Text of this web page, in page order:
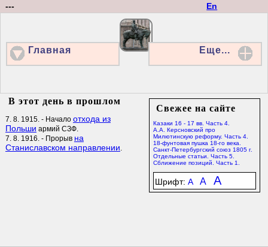
En
---
Главная Еще...
Свежее на сайте
Казаки 16 - 17 вв. Часть 4.
А.А. Керсновский про
Милютинскую реформу. Часть 4.
18-фунтовая пушка 18-го века.
Санкт-Петербургский союз 1805 г.
Отдельные статьи. Часть 5.
Сближение позиций. Часть 1.
Шрифт: A A A
В этот день в прошлом
7. 8. 1915. - Начало отхода из
Польши армий СЗФ.
7. 8. 1916. - Прорыв на
Станиславском направлении.